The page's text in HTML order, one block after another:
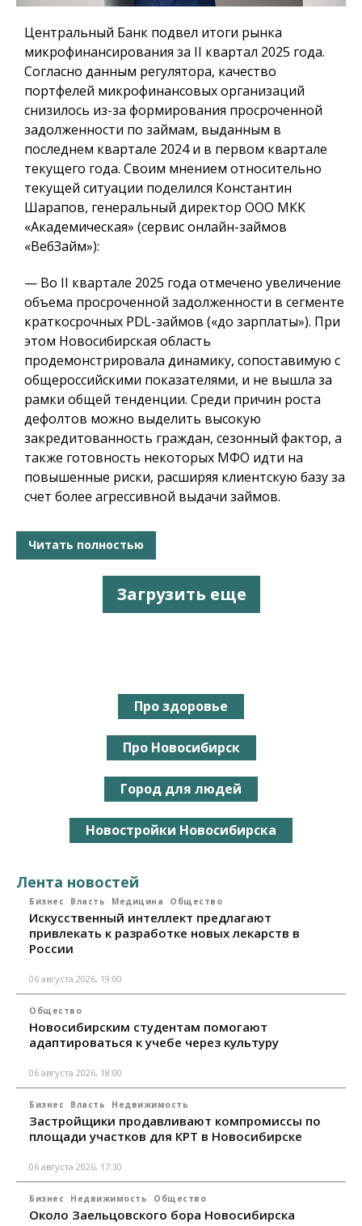
Центральный Банк подвел итоги рынка
микрофинансирования за II квартал 2025 года.
Согласно данным регулятора, качество
портфелей микрофинансовых организаций
снизилось из-за формирования просроченной
задолженности по займам, выданным в
последнем квартале 2024 и в первом квартале
текущего года. Своим мнением относительно
текущей ситуации поделился Константин
Шарапов, генеральный директор ООО МКК
«Академическая» (сервис онлайн-займов
«ВебЗайм»):
— Во II квартале 2025 года отмечено увеличение
объема просроченной задолженности в сегменте
краткосрочных PDL-займов («до зарплаты»). При
этом Новосибирская область
продемонстрировала динамику, сопоставимую с
общероссийскими показателями, и не вышла за
рамки общей тенденции. Среди причин роста
дефолтов можно выделить высокую
закредитованность граждан, сезонный фактор, а
также готовность некоторых МФО идти на
повышенные риски, расширяя клиентскую базу за
счет более агрессивной выдачи займов.
Читать полностью
Загрузить еще
Про здоровье
Про Новосибирск
Город для людей
Новостройки Новосибирска
Лента новостей
Бизнес Власть Медицина Общество
Искусственный интеллект предлагают
привлекать к разработке новых лекарств в
России
06 августа 2026, 19:00
Общество
Новосибирским студентам помогают
адаптироваться к учебе через культуру
06 августа 2026, 18:00
Бизнес Власть Недвижимость
Застройщики продавливают компромиссы по
площади участков для КРТ в Новосибирске
06 августа 2026, 17:30
Бизнес Недвижимость Общество
Около Заельцовского бора Новосибирска